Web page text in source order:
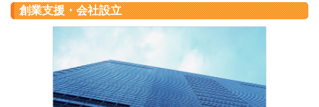
創業支援・会社設立